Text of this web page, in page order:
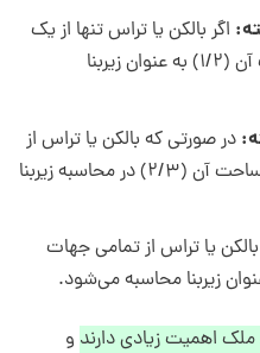
اگر بالکن یا تراس تنها از یک
طرف بسته باشد، نصف مساحت آن (۱/۲) به عنوان زیربنا
در صورتی که بالکن یا تراس از
دو طرف بسته باشد، دو سوم مساحت آن (۲/۳) در محاسبه زیربنا
بالکن یا تراس از تمامی جهات
زیربنا محاسبه می‌شود.
اهمیت زیادی دارند و